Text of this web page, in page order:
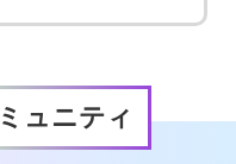
ュニティ